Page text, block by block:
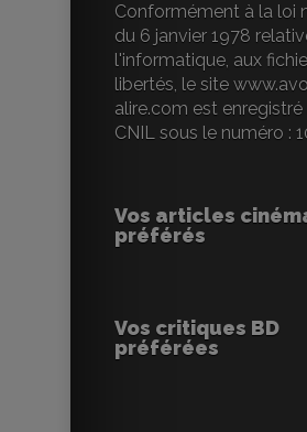
Conformément à la loi
du 6 janvier 1978
l'informatique, aux
libertés, le site
alire.com est enregistré
CNIL sous le numéro :
Vos articles
préférés
Vos critiques BD
préférées